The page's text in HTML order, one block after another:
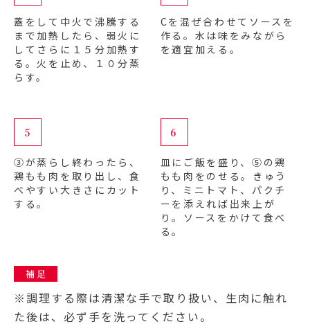
蓋をして中火で沸騰する
まで加熱したら、弱火に
してさらに１５分加熱す
る。火を止め、１０分蒸
らす。
Cを混ぜ合わせてソースを
作る。水は味をみながら
を適宜加える。
5
③が蒸らし終わったら、
鶏もも肉を取り出し、食
べやすい大きさにカット
する。
6
皿にご飯を盛り、⑤の鶏
もも肉をのせる。きゅう
り、ミニトマト、パクチ
ーを添えれば出来上が
り。ソースをかけて食べ
る。
補 足
※調理する際は清潔な手で取り扱い、生肉に触れ
た後は、必ず手を洗ってください。